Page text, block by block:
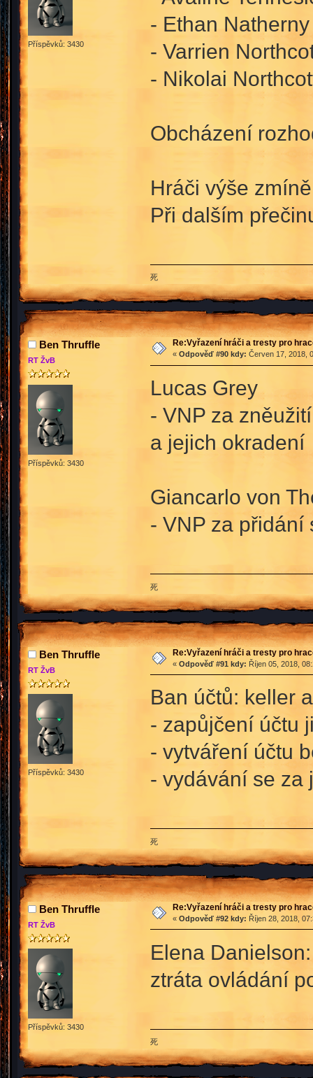
Příspěvků: 3430
- Ethan
- Varrien
- Nikolai
Obcházení
Hráči výše
Při dalším
死
Ben Thruffle
RT ŽvB
Příspěvků: 3430
Re:Vyřazení hráči a tresty pro
« Odpověď #90 kdy: Červen 17, 2018,
Lucas Grey
- VNP za
a jejich okradení
Giancarlo von
- VNP za přidání
死
Ben Thruffle
RT ŽvB
Příspěvků: 3430
Re:Vyřazení hráči a tresty pro
« Odpověď #91 kdy: Říjen 05, 2018,
Ban účtů: keller
- zapůjčení účtu
- vytváření účtu
- vydávání se za
死
Ben Thruffle
RT ŽvB
Příspěvků: 3430
Re:Vyřazení hráči a tresty pro
« Odpověď #92 kdy: Říjen 28, 2018,
Elena
ztráta ovládání
死